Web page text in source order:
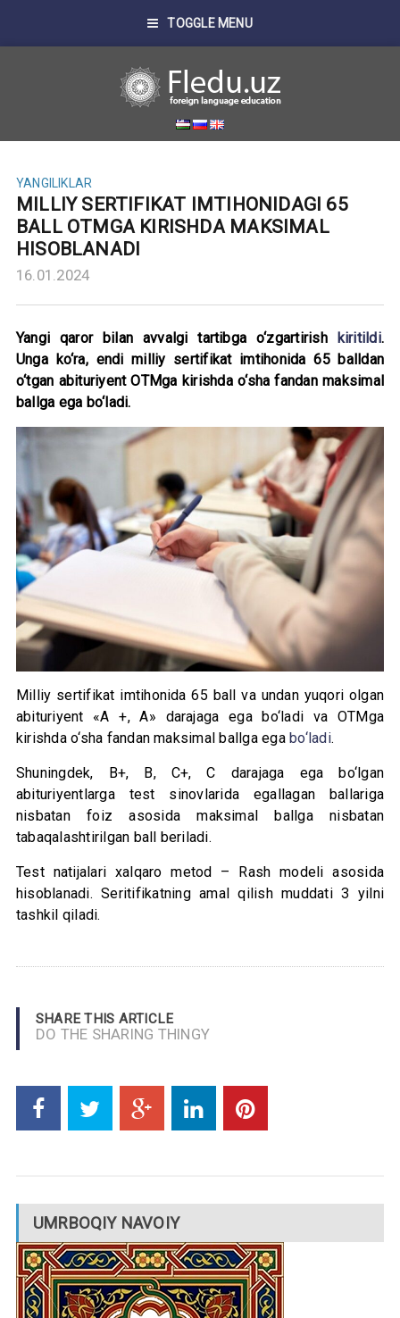
TOGGLE MENU
YANGILIKLAR
MILLIY SERTIFIKAT IMTIHONIDAGI 65
BALL OTMGA KIRISHDA MAKSIMAL
HISOBLANADI
16.01.2024
Yangi qaror bilan avvalgi tartibga o‘zgartirish kiritildi.
Unga ko‘ra, endi milliy sertifikat imtihonida 65 balldan
o‘tgan abituriyent OTMga kirishda o‘sha fandan maksimal
ballga ega bo‘ladi.
Milliy sertifikat imtihonida 65 ball va undan yuqori olgan
abituriyent «A +, A» darajaga ega bo‘ladi va OTMga
kirishda o‘sha fandan maksimal ballga egabo‘ladi.
Shuningdek, B+, B, C+, C darajaga ega bo‘lgan
abituriyentlarga test sinovlarida egallagan ballariga
nisbatan foiz asosida maksimal ballga nisbatan
tabaqalashtirilgan ball beriladi.
Test natijalari xalqaro metod – Rash modeli asosida
hisoblanadi. Seritifikatning amal qilish muddati 3 yilni
tashkil qiladi.
SHARE THIS ARTICLE
DO THE SHARING THINGY
UMRBOQIY NAVOIY